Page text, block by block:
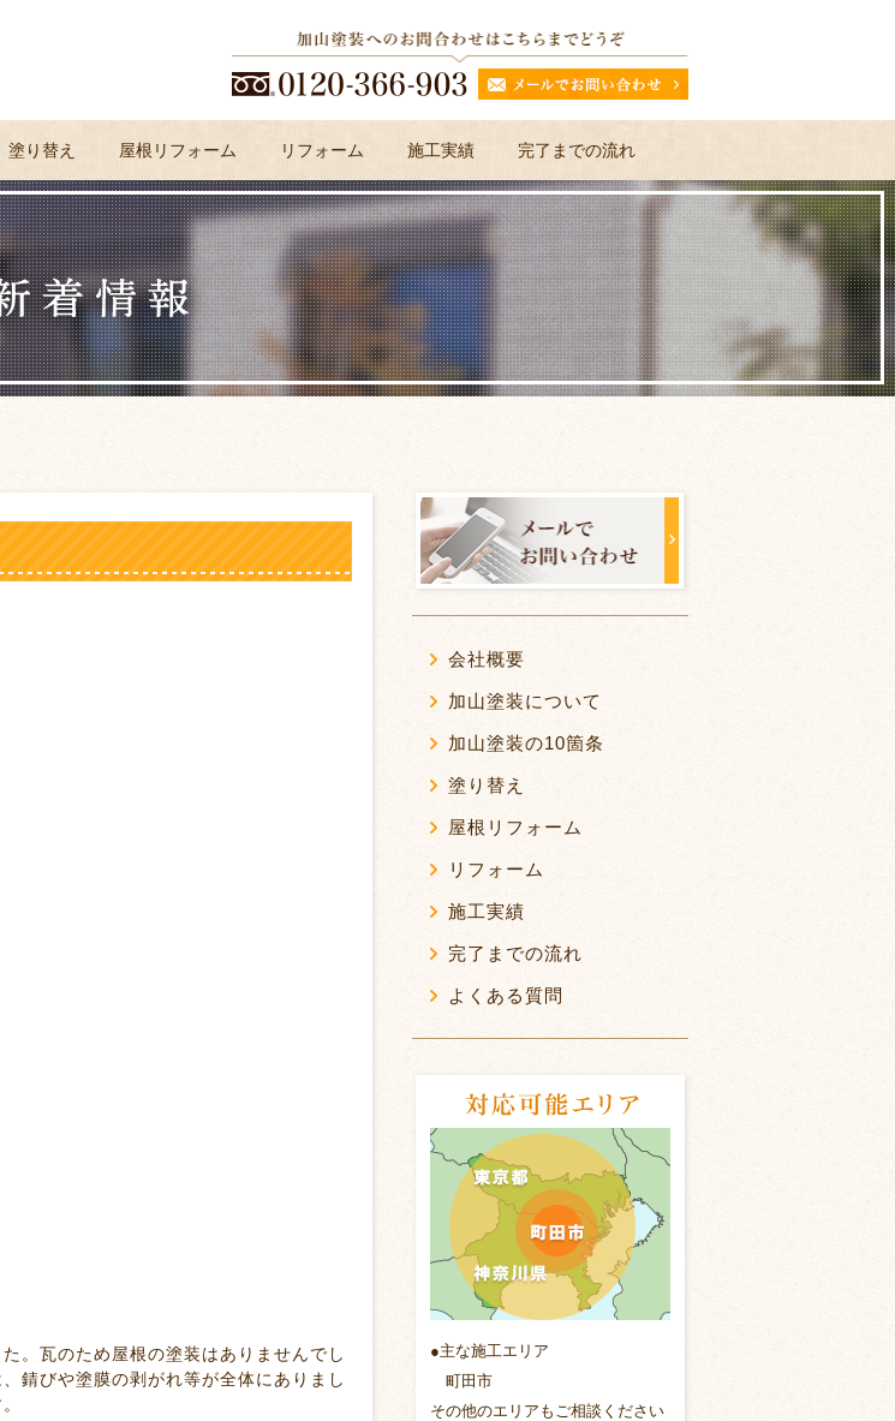
塗り替え 屋根リフォーム リフォーム 施工実績 完了までの流れ
よくある質問
屋根の塗装はありませんでし
錆びや塗膜の剥がれ等が全体にありまし
会社概要
加山塗装について
加山塗装の10箇条
塗り替え
屋根リフォーム
リフォーム
施工実績
完了までの流れ
よくある質問
●主な施工エリア
町田市
その他のエリアもご相談ください